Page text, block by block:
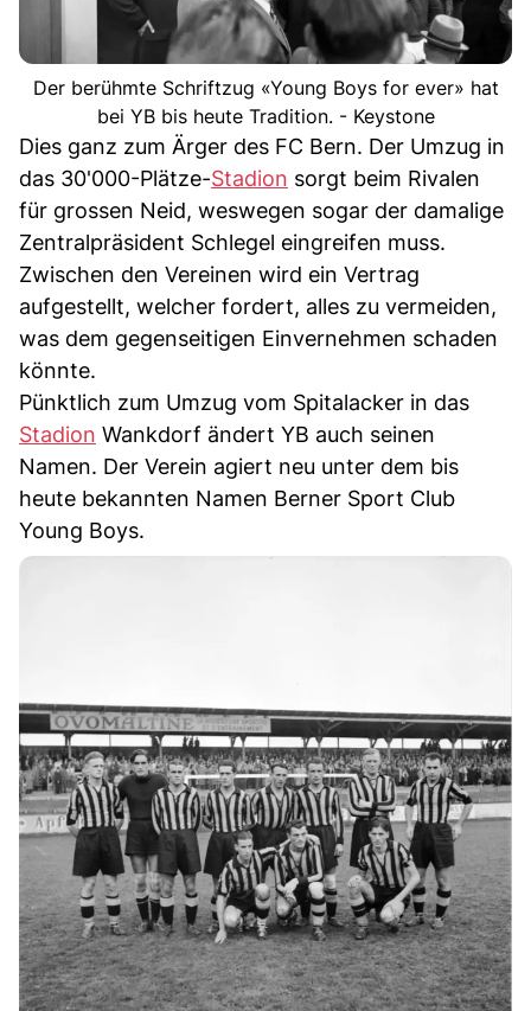
Der berühmte Schriftzug «Young Boys for ever» hat
bei YB bis heute Tradition. - Keystone
Dies ganz zum Ärger des FC Bern. Der Umzug in
das 30'000-Plätze-Stadion sorgt beim Rivalen
für grossen Neid, weswegen sogar der damalige
Zentralpräsident Schlegel eingreifen muss.
Zwischen den Vereinen wird ein Vertrag
aufgestellt, welcher fordert, alles zu vermeiden,
was dem gegenseitigen Einvernehmen schaden
könnte.
Pünktlich zum Umzug vom Spitalacker in das
Stadion Wankdorf ändert YB auch seinen
Namen. Der Verein agiert neu unter dem bis
heute bekannten Namen Berner Sport Club
Young Boys.